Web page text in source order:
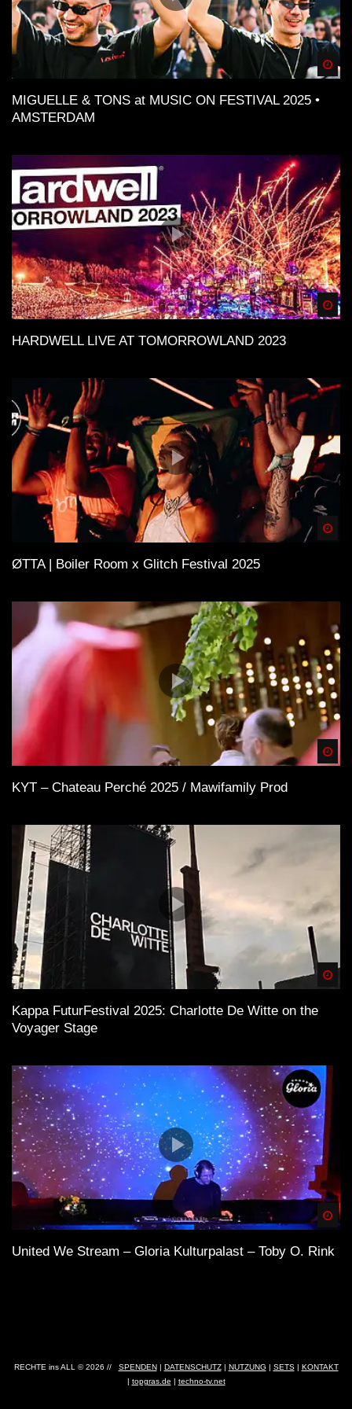
MIGUELLE & TONS at MUSIC ON FESTIVAL 2025 •
AMSTERDAM
HARDWELL LIVE AT TOMORROWLAND 2023
ØTTA | Boiler Room x Glitch Festival 2025
KYT – Chateau Perché 2025 / Mawifamily Prod
Kappa FuturFestival 2025: Charlotte De Witte on the
Voyager Stage
United We Stream – Gloria Kulturpalast – Toby O. Rink
RECHTE ins ALL © 2026 // SPENDEN| DATENSCHUTZ| NUTZUNG | SETS| KONTAKT
| topgras.de | techno-tv.net